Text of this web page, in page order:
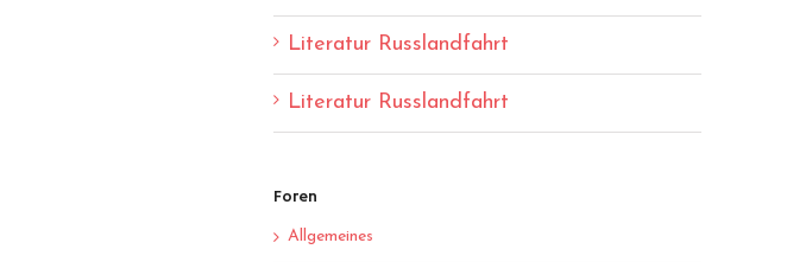
Literatur Russlandfahrt
Literatur Russlandfahrt
Foren
Allgemeines